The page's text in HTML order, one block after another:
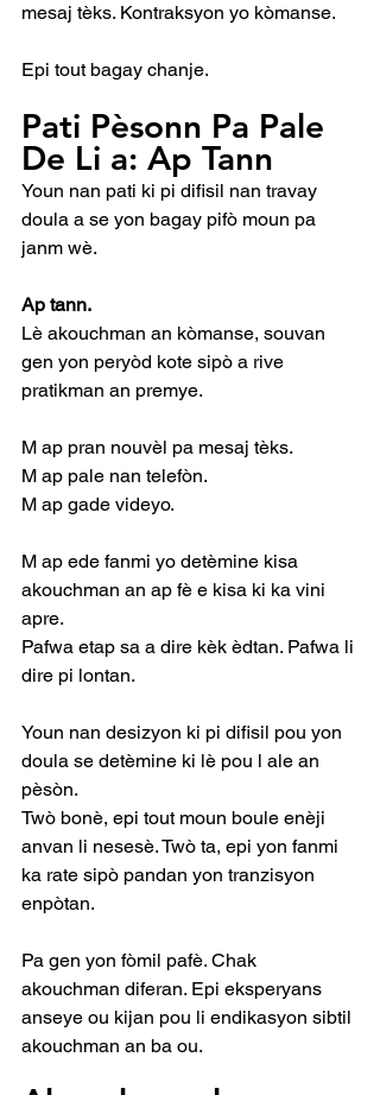
mesaj tèks. Kontraksyon yo kòmanse.
Epi tout bagay chanje.
Pati Pèsonn Pa Pale
De Li a: Ap Tann
Youn nan pati ki pi difisil nan travay
doula a se yon bagay pifò moun pa
janm wè.
Ap tann.
Lè akouchman an kòmanse, souvan
gen yon peryòd kote sipò a rive
pratikman an premye.
M ap pran nouvèl pa mesaj tèks.
M ap pale nan telefòn.
M ap gade videyo.
M ap ede fanmi yo detèmine kisa
akouchman an ap fè e kisa ki ka vini
apre.
Pafwa etap sa a dire kèk èdtan. Pafwa li
dire pi lontan.
Youn nan desizyon ki pi difisil pou yon
doula se detèmine ki lè pou l ale an
pèsòn.
Twò bonè, epi tout moun boule enèji
anvan li nesesè. Twò ta, epi yon fanmi
ka rate sipò pandan yon tranzisyon
enpòtan.
Pa gen yon fòmil pafè. Chak
akouchman diferan. Epi eksperyans
anseye ou kijan pou li endikasyon sibtil
akouchman an ba ou.